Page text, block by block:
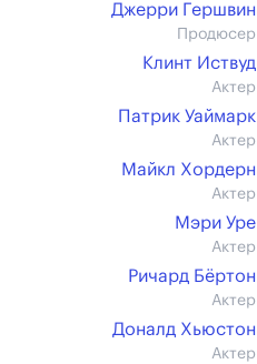
Джерри Гершвин
Продюсер
Клинт Иствуд
Актер
Патрик Уаймарк
Актер
Майкл Хордерн
Актер
Мэри Уре
Актер
Ричард Бёртон
Актер
Доналд Хьюстон
Актер